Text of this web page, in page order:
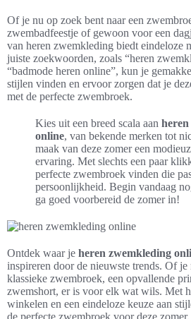
Of je nu op zoek bent naar een
zwembadfeestje of gewoon voor een
van heren zwemkleding biedt eindeloze
juiste zoekwoorden, zoals “heren
“badmode heren online”, kun je
stijlen vinden en ervoor zorgen dat je
met de perfecte zwembroek.
Kies uit een breed scala aan
online, van bekende merken tot
maak van deze zomer een
ervaring. Met slechts een paar
perfecte zwembroek vinden die
persoonlijkheid. Begin vandaag
ga goed voorbereid de zomer in!
Ontdek waar je heren zwemkleding
inspireren door de nieuwste trends. Of je
klassieke zwembroek, een opvallende
zwemshort, er is voor elk wat wils. Met
winkelen en een eindeloze keuze aan
de perfecte zwembroek voor deze zomer.